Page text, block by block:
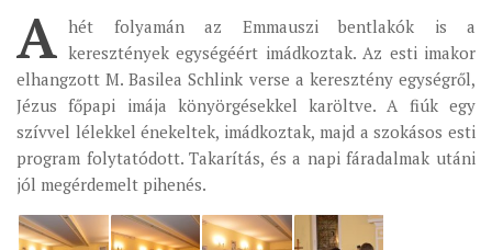
DÉLI ESPERESSÉG
ARCHÍVUM
ARCHÍV ÉLETKÉPEK
SZINÓDUS
ORGANIGRAMMA
PÜSPÖKI DEKRÉTUM
A hét folyamán az Emmauszi bentlakók is a
keresztények egységéért imádkoztak. Az esti imakor
elhangzott M. Basilea Schlink verse a keresztény egységről,
Jézus főpapi imája könyörgésekkel karöltve. A fiúk egy
szívvel lélekkel énekeltek, imádkoztak, majd a szokásos esti
program folytatódott. Takarítás, és a napi fáradalmak utáni
jól megérdemelt pihenés.